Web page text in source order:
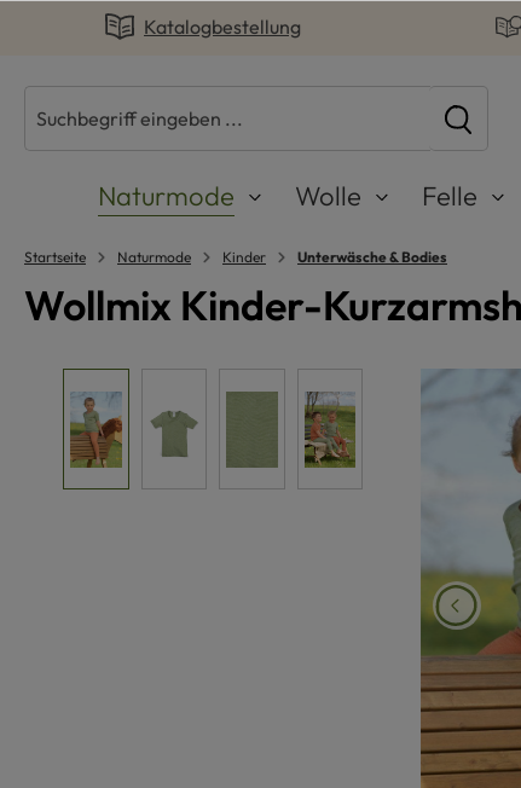
Zur Hauptnavigation springen
Katalogbestellung
Naturmode Wolle Felle
Startseite Naturmode Kinder Unterwäsche & Bodies
Wollmix Kinder-